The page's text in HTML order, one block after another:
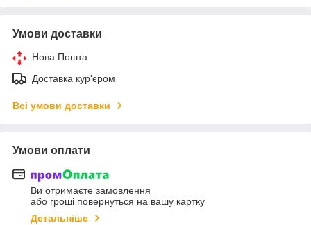
Умови доставки
Нова Пошта
Доставка кур'єром
Всі умови доставки
Умови оплати
Ви отримаєте замовлення
або гроші повернуться на вашу картку
Детальніше